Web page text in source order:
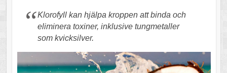
Klorofyll kan hjälpa kroppen att binda och
eliminera toxiner, inklusive tungmetaller
som kvicksilver.